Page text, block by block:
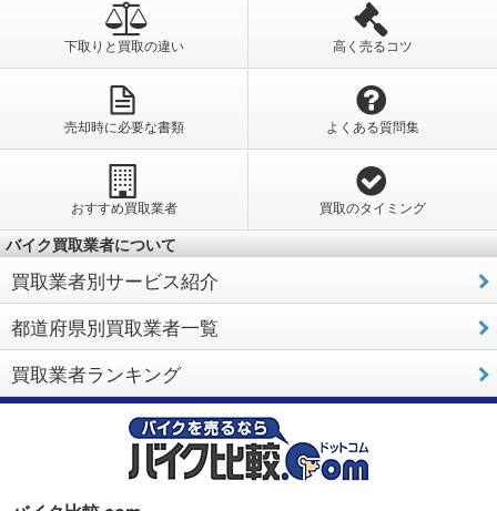
下取りと買取の違い 高く売るコツ
売却時に必要な書類 よくある質問集
おすすめ買取業者 買取のタイミング
バイク買取業者について
買取業者別サービス紹介
都道府県別買取業者一覧
買取業者ランキング